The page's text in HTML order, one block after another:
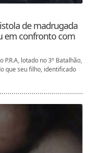
de madrugada
em confronto com
lotado no 3º Batalhão,
que seu filho, identificado